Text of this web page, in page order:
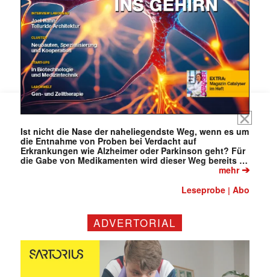
Mit dem |transkript-Newsletter
jede Woche aktuell informiert.
E-
(erforderlich)
Ist nicht die Nase der naheliegendste Weg, wenn es um
die Entnahme von Proben bei Verdacht auf
Erkrankungen wie Alzheimer oder Parkinson geht? Für
die Gabe von Medikamenten wird dieser Weg bereits …
mehr➔
Leseprobe |Abo
ADVERTORIAL